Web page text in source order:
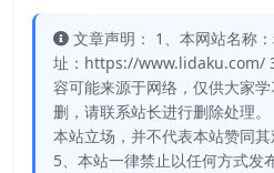
文章声明： 1、本网站名称
址：https://www.lidaku.com/
容可能来源于网络，仅供大家
删，请联系站长进行删除处理
本站立场，并不代表本站赞同其
5、本站一律禁止以任何方式发